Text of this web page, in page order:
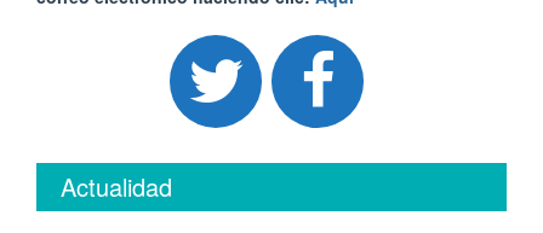
Actualidad